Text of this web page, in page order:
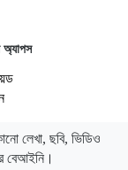
অ্যাপস
লেখা, ছবি, ভিডিও
বেআইনি।